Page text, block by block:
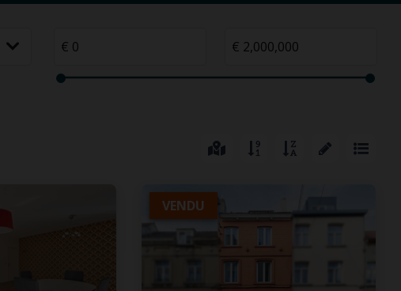
VENDU